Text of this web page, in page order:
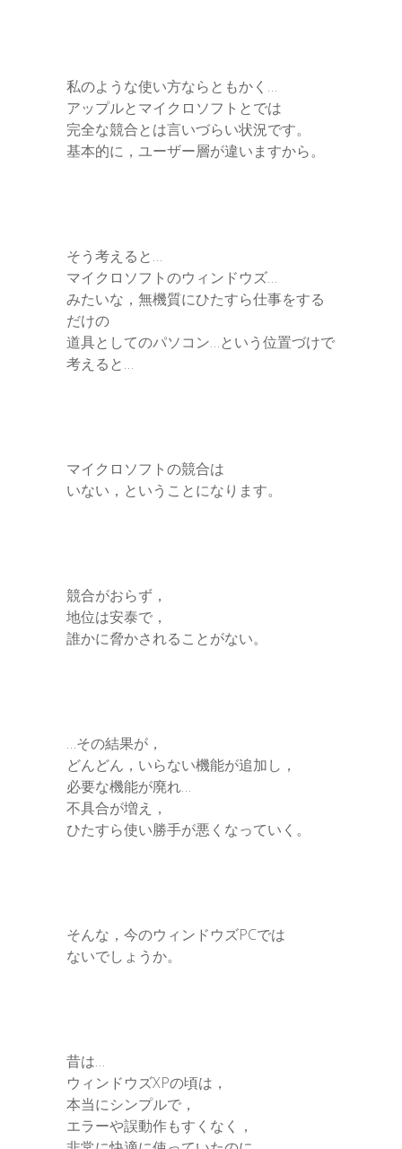
私のような使い方ならともかく…
アップルとマイクロソフトとでは
完全な競合とは言いづらい状況です。
基本的に，ユーザー層が違いますから。
そう考えると…
マイクロソフトのウィンドウズ…
みたいな，無機質にひたすら仕事をする
だけの
道具としてのパソコン…という位置づけで
考えると…
マイクロソフトの競合は
いない，ということになります。
競合がおらず，
地位は安泰で，
誰かに脅かされることがない。
…その結果が，
どんどん，いらない機能が追加し，
必要な機能が廃れ…
不具合が増え，
ひたすら使い勝手が悪くなっていく。
そんな，今のウィンドウズPCでは
ないでしょうか。
昔は…
ウィンドウズXPの頃は，
本当にシンプルで，
エラーや誤動作もすくなく，